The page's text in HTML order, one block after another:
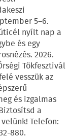
5–6.
nyílt nap a
és egy
2026.
Tökfesztivál
vesszük az
és izgalmas
a
Telefon:
880.